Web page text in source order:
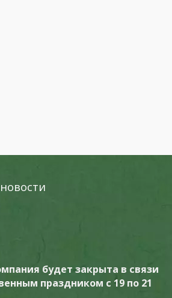
будет закрыта в связи
праздником с 19 по 21